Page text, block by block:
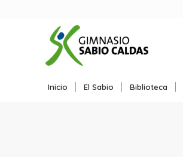
Inicio El Sabio Biblioteca